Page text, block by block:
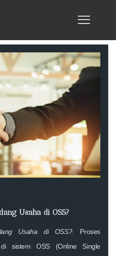
Usaha di OSS?
Usaha di OSS?.
Proses
di sistemOSS (Online Single